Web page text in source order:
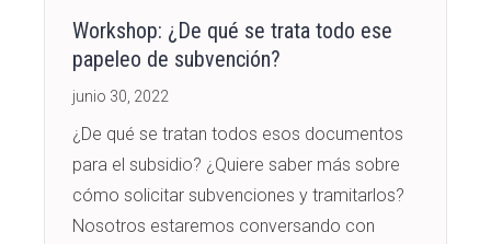
Workshop: ¿De qué se trata todo ese
papeleo de subvención?
junio 30, 2022
¿De qué se tratan todos esos documentos
para el subsidio? ¿Quiere saber más sobre
cómo solicitar subvenciones y tramitarlos?
Nosotros estaremos conversando con